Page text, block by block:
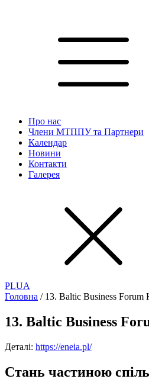
Про нас
Члени МТППУ та Партнери
Календар
Новини
Контакти
Галерея
PLUA
Головна / 13. Baltic Business
13. Baltic Business
Деталі: https://eneia.pl/
Стань частиною